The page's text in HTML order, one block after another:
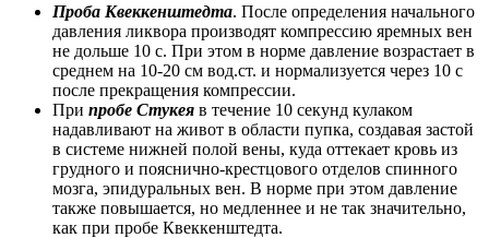
Проба Квеккенштедта. После определения начального
давления ликвора производят компрессию яремных вен
не дольше 10 с. При этом в норме давление возрастает в
среднем на 10-20 см вод.ст. и нормализуется через 10 с
после прекращения компрессии.
При пробе Стукея в течение 10 секунд кулаком
надавливают на живот в области пупка, создавая застой
в системе нижней полой вены, куда оттекает кровь из
грудного и пояснично-крестцового отделов спинного
мозга, эпидуральных вен. В норме при этом давление
также повышается, но медленнее и не так значительно,
как при пробе Квеккенштедта.